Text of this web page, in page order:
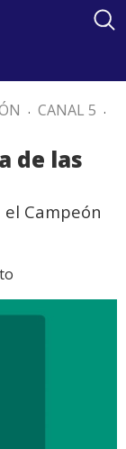
. CANAL 5 .
de las
Campeón